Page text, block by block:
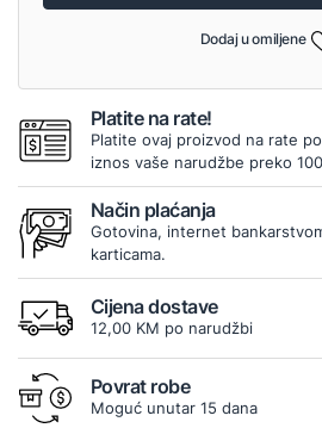
Dodaj u omiljene
Platite na rate!
Platite ovaj proizvod na rate
iznos vaše narudžbe preko
Način plaćanja
Gotovina, internet
karticama.
Cijena dostave
12,00 KM po narudžbi
Povrat robe
Moguć unutar 15 dana